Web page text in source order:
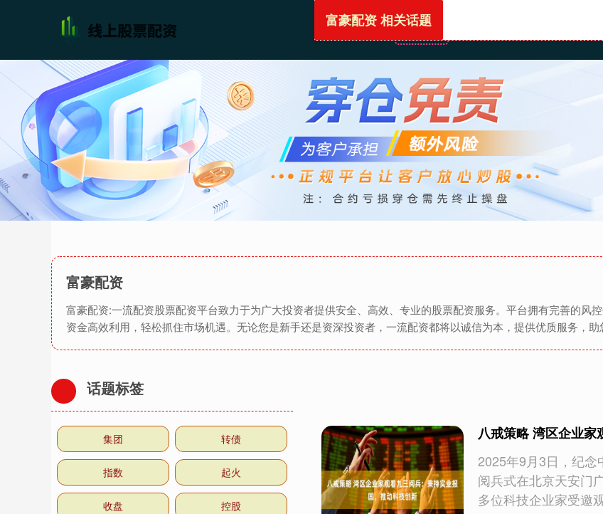
首页
富豪配资
富豪配资:一流配资股票配资平台致力于为广大投资者提供安全、高效、专业的股票配资服务。平台拥有完善的风
资金高效利用，轻松抓住市场机遇。无论您是新手还是资深投资者，一流配资都将以诚信为本，提供优质服务，
富豪配资 相关话题
八戒策略 湾区企业
2025年9月3日，纪
阅兵式在北京天安门
多位科技企业家受邀
话题标签
集团 转债
指数 起火
收盘 控股